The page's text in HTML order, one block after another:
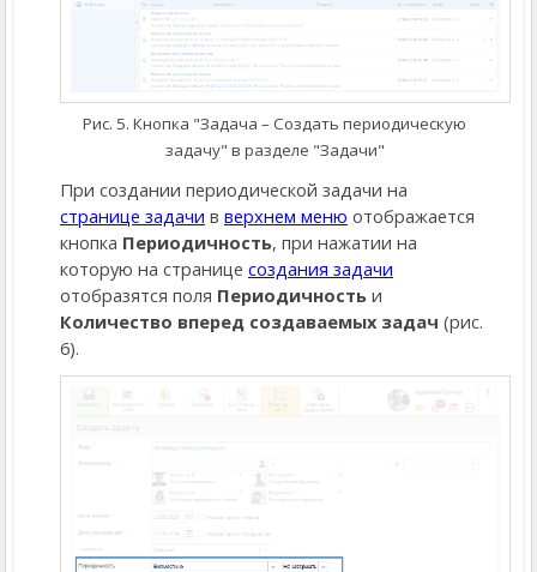
Рис. 5. Кнопка "Задача – Создать периодическую
задачу" в разделе "Задачи"
При создании периодической задачи на
странице задачи в верхнем меню отображается
кнопка Периодичность, при нажатии на
которую на странице создания задачи
отобразятся поля Периодичность и
Количество вперед создаваемых задач (рис.
6).